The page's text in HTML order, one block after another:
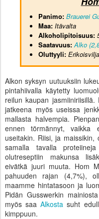
Panimo: Brauerei
Maa: Itävalta
Alkoholipitoisuus:
Saatavuus:Alko
Oluttyyli: Erikoisvilja
Alkon syksyn uutuuksiin
pintahiivalla käytetty
reilun kaupan
jatkeena myös useissa
mallasta halvempia.
ennen törmännyt, vaikka
useitakin. Riisi, ja
samalla tavalla
olutreseptiin makunsa
eivätkä juuri muuta. Hom
pahuuden rajan (4,7%),
maamme hintatasoon ja
Pidän Gusswerkin
myös saaAlkosta suht
kimppuun.